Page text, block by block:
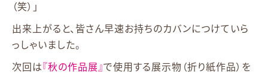
（笑）」
出来上がると、皆さん早速お持ちのカバンにつけていら
っしゃいました。
次回は『秋の作品展』で使用する展示物（折り紙作品）を